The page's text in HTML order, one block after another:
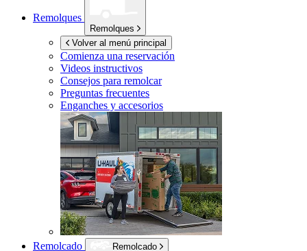
Remolques
Remolques
Volver al menú principal
Comienza una reservación
Videos instructivos
Consejos para remolcar
Preguntas frecuentes
Enganches y accesorios
Remolcado
Remolcado